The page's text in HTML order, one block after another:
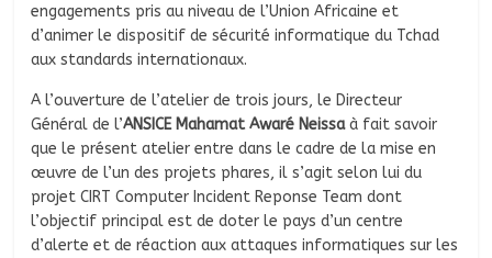
engagements pris au niveau de l’Union Africaine et
d’animer le dispositif de sécurité informatique du Tchad
aux standards internationaux.
A l’ouverture de l’atelier de trois jours, le Directeur
Général de l’ANSICE Mahamat Awaré Neissaà fait savoir
que le présent atelier entre dans le cadre de la mise en
œuvre de l’un des projets phares, il s’agit selon lui du
projet CIRT Computer Incident Reponse Team dont
l’objectif principal est de doter le pays d’un centre
d’alerte et de réaction aux attaques informatiques sur les